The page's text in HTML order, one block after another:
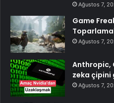
Ağustos 7,
Game
Ağustos 7,
Anthropic,
zeka
Ağustos 7,